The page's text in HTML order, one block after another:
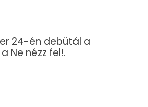
24-én debütál a
Ne nézz fel!.